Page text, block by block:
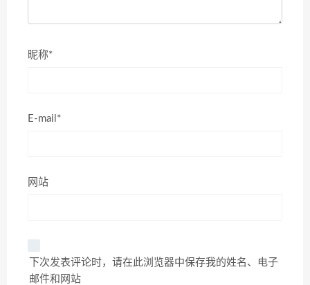
昵称*
E-mail*
网站
下次发表评论时，请在此浏览器中保存我的姓名、电子
邮件和网站